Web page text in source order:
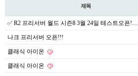
제목
✅ R2 프리서버 월드 시즌8 3월 24일 테스트오픈!…
나크 프리서버 오픈!!!
클래식 아이온
클래식 아이온